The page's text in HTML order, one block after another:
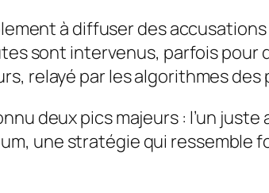
à diffuser des
sont intervenus, parfois pour
relayé par les algorithmes
deux pics majeurs : l’un juste
une stratégie qui ressemble